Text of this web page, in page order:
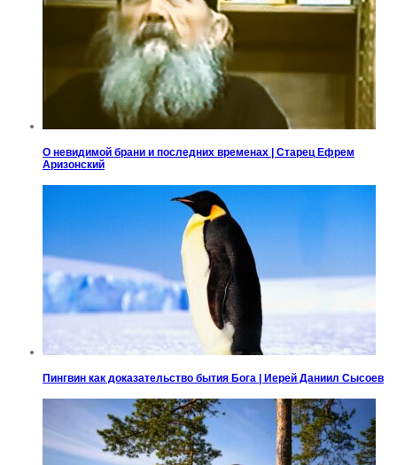
О невидимой брани и последних временах | Старец Ефрем
Аризонский
Пингвин как доказательство бытия Бога | Иерей Даниил Сысоев